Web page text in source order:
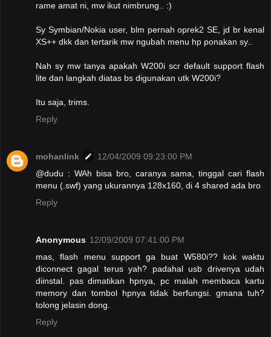
rame amat ni, mw ikut nimbrung.. :)
Sy Symbian/Nokia user, blm pernah oprek2 SE, jd br kenal
XS++ dkk dan tertarik mw ngubah menu hp ponakan sy..
Nah sy mw tanya apakah W200i scr default support flash
lite dan langkah diatas bs digunakan utk W200i?
Itu saja, trims.
Reply
mohanlink
12/04/2009 09:23:00 PM
@dudu : WAh bisa bro, caranya sama, tinggal cari flash
menu (.swf) yang ukurannya 128x160, di 4 shared ada bro
Reply
Anonymous 12/09/2009 07:41:00 PM
mas, flash menu support ga buat W580i?? kok waktu
diconnect gagal terus yah? padahal usb drivenya udah
diinstal. pas dimatikan hpnya, pc malah membaca kartu
memory dan tombol hpnya tidak berfungsi. gmana tuh?
tolong jelasin dong.
Reply